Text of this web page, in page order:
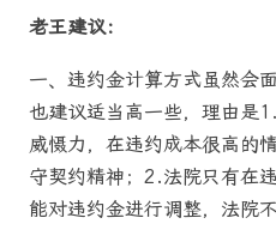
老王建议：
一、违约金计算方式虽然会
也建议适当高一些，理由是
威慑力，在违约成本很高的
守契约精神；2.法院只有在
能对违约金进行调整，法院